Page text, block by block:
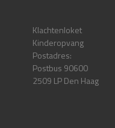
Klachtenloket
Kinderopvang
Postadres:
Postbus 90600
2509 LP Den Haag